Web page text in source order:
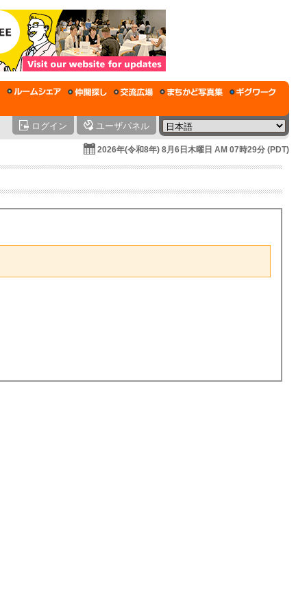
ログイン ユーザパネル
2026年(令和8年) 8月6日木曜日 AM 07時29分 (PDT)